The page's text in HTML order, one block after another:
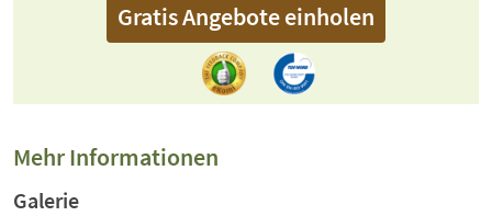
Gratis Angebote einholen
Mehr Informationen
Galerie